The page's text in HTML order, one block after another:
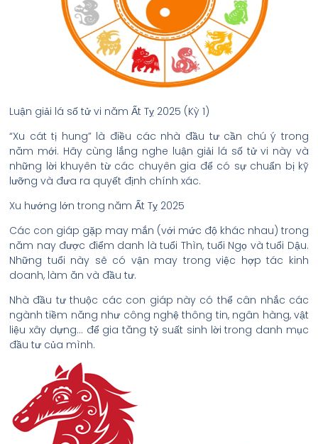
Luận giải lá số tử vi năm Ất Tỵ 2025 (Kỳ 1)
“Xu cát tị hung” là điều các nhà đầu tư cần chú ý trong
năm mới. Hãy cùng lắng nghe luận giải lá số tử vi này và
những lời khuyên từ các chuyên gia để có sự chuẩn bị kỹ
lưỡng và đưa ra quyết định chính xác.
Xu hướng lớn trong năm Ất Tỵ 2025
Các con giáp gặp may mắn (với mức độ khác nhau) trong
năm nay được điểm danh là tuổi Thìn, tuổi Ngọ và tuổi Dậu.
Những tuổi này sẽ có vận may trong việc hợp tác kinh
doanh, làm ăn và đầu tư.
Nhà đầu tư thuộc các con giáp này có thể cân nhắc các
ngành tiềm năng như công nghệ thông tin, ngân hàng, vật
liệu xây dựng… để gia tăng tỷ suất sinh lời trong danh mục
đầu tư của mình.